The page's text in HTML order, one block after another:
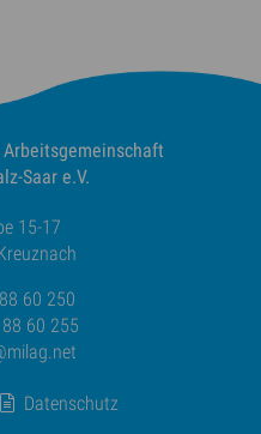
Arbeitsgemeinschaft
Saar e.V.
15-17
60 250
60 255
Datenschutz